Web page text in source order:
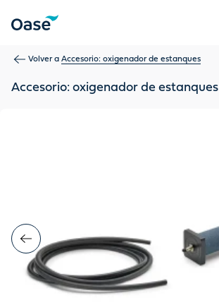
Volver a Accesorio: oxigenador de estanques
Accesorio: oxigenador de estanques